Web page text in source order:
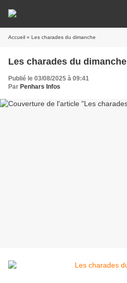
Accueil » Les charades du dimanche
Les charades du dimanche
Publié le 03/08/2025 à 09:41
Par Penhars Infos